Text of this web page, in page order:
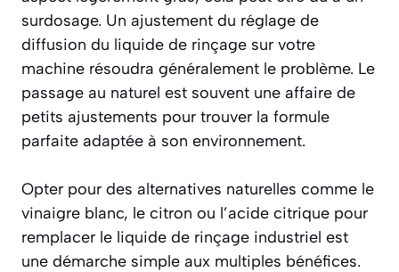
surdosage. Un ajustement du réglage de
diffusion du liquide de rinçage sur votre
machine résoudra généralement le problème. Le
passage au naturel est souvent une affaire de
petits ajustements pour trouver la formule
parfaite adaptée à son environnement.
Opter pour des alternatives naturelles comme le
vinaigre blanc, le citron ou l’acide citrique pour
remplacer le liquide de rinçage industriel est
une démarche simple aux multiples bénéfices.